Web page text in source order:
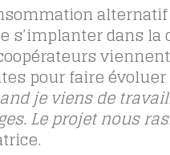
s’implanter dans
pour faire évoluer
je viens de
Le projet nous